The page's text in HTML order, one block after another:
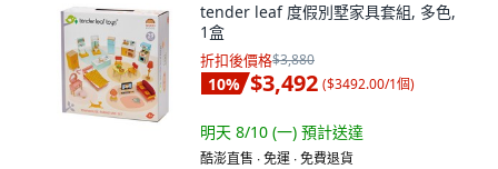
tender leaf 度假別墅家具套組, 多色,
1盒
折扣後價格$3,880
10% $3,492 ($3492.00/1個)
明天 8/10 (一) 預計送達
酷澎直售 ∙ 免運 ∙ 免費退貨